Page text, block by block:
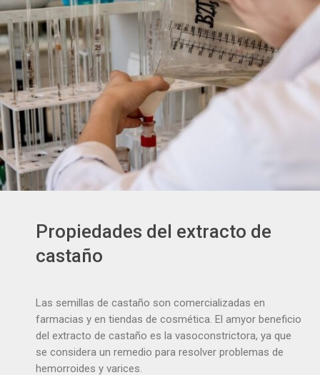
Propiedades del extracto de
castaño
Las semillas de castaño son comercializadas en
farmacias y en tiendas de cosmética. El amyor beneficio
del extracto de castaño es la vasoconstrictora, ya que
se considera un remedio para resolver problemas de
hemorroides y varices.